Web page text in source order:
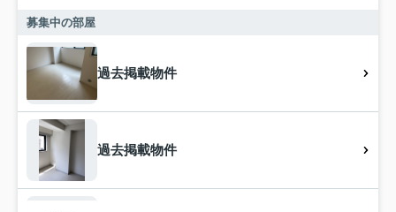
募集中の部屋
過去掲載物件
過去掲載物件